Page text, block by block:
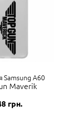
Samsung A60
Maverik
грн.